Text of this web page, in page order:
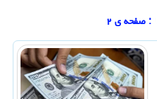
: صفحه ی ۲